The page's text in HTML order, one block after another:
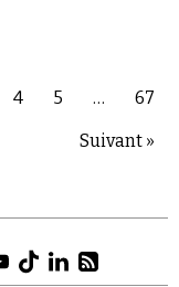
4 5 … 67
Suivant »